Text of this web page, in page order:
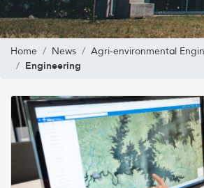
Home News Agri-environmental
Engineering